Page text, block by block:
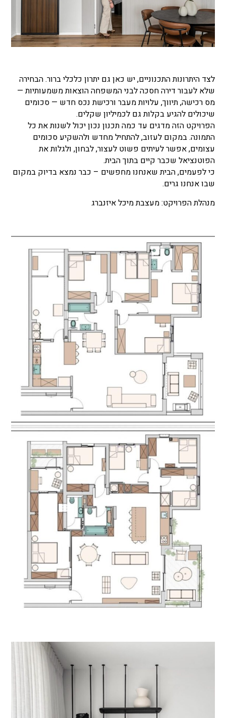
לצד היתרונות התכנוניים, יש כאן גם יתרון כלכלי ברור. הבחירה
שלא לעבור דירה חסכה לבני המשפחה הוצאות משמעותיות —
מס רכישה, תיווך, עלויות מעבר ורכישת נכס חדש — סכומים
שיכולים להגיע בקלות גם לכמיליון שקלים.
הפרויקט הזה מדגים עד כמה תכנון נכון יכול לשנות את כל
התמונה. במקום לעזוב, להתחיל מחדש ולהשקיע סכומים
עצומים, אפשר לעיתים פשוט לעצור, לבחון, ולגלות את
הפוטנציאל שכבר קיים בתוך הבית.
כי לפעמים, הבית שאנחנו מחפשים – כבר נמצא בדיוק במקום
שבו אנחנו גרים.
מנהלת הפרויקט: מעצבת מיכל איזנברג